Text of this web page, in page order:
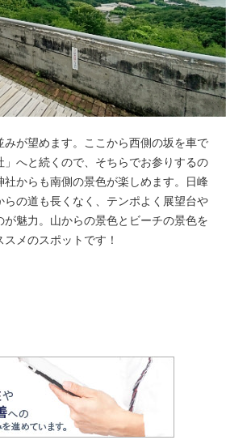
が望めます。ここから西側の坂を車で
へと続くので、そちらでお参りするの
社からも南側の景色が楽しめます。日峰
らの道も長くなく、テンポよく展望台や
魅力。山からの景色とビーチの景色を
メのスポットです！